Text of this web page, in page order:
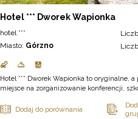
Hotel *** Dworek Wapionka
hotel ***
Miasto: Górzno
Hotel *** Dworek Wapionka to oryginalne,
miejsce na zorganizowanie konferencji,